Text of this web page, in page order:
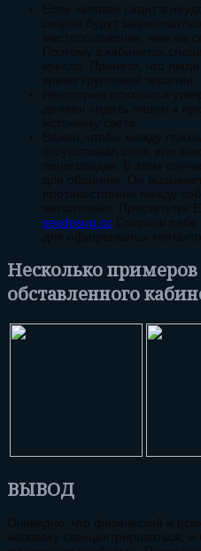
Если человек сидит в
скорее будут
местоположение, чем на
Поэтому в кабинетах
кресла. Принято, что
время групповой терапии.
Некоторые психологи
должен сидеть лицом к
источнику света.
Важно, чтобы между
отсутствовал стол, или
перегородки. В этом
для общения. Он
противостояния между
желательно.
Проститутки
sexdosug.cc Сохрани себе
для официальных
Несколько
обставленного
ВЫВОД
Очевидно, что физический и
человеку сконцентрироваться,